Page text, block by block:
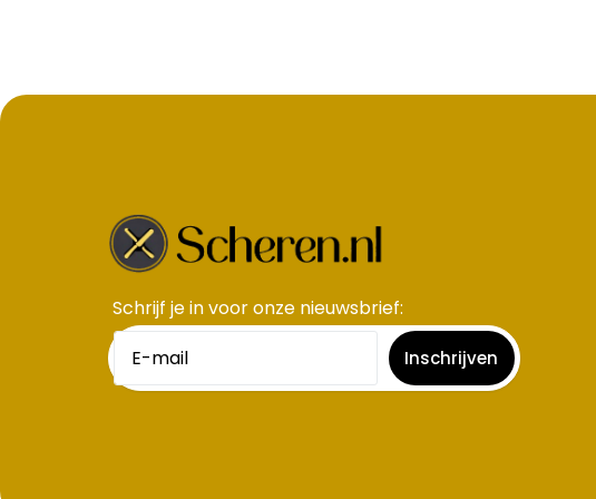
Schrijf je in voor onze nieuwsbrief​:
Inschrijven